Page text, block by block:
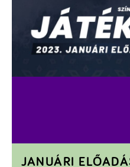
JANUÁRI